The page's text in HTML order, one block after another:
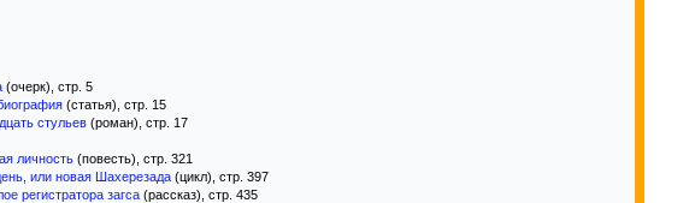
(очерк), стр. 5
(статья), стр. 15
стульев (роман), стр. 17
личность (повесть), стр. 321
или новая Шахерезада (цикл), стр. 397
регистратора загса (рассказ), стр. 435